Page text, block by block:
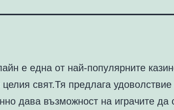
е една от най-популярните
целия свят.Тя предлага
дава възможност на играчите да